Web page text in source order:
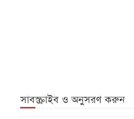
সাবস্ক্রাইব ও অনুসরণ করুন